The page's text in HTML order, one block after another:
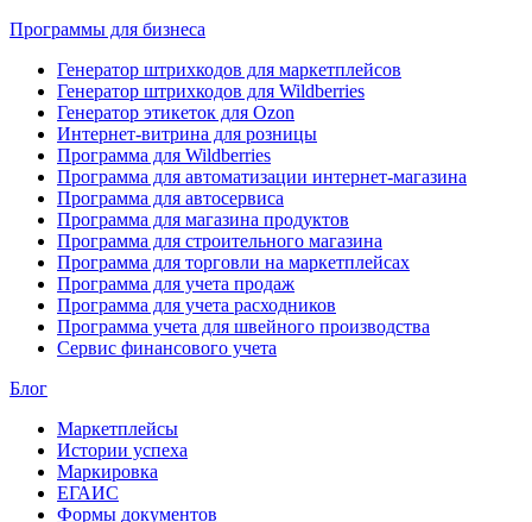
Программы для бизнеса
Генератор штрихкодов для маркетплейсов
Генератор штрихкодов для Wildberries
Генератор этикеток для Ozon
Интернет-витрина для розницы
Программа для Wildberries
Программа для автоматизации интернет-магазина
Программа для автосервиса
Программа для магазина продуктов
Программа для строительного магазина
Программа для торговли на маркетплейсах
Программа для учета продаж
Программа для учета расходников
Программа учета для швейного производства
Сервис финансового учета
Блог
Маркетплейсы
Истории успеха
Маркировка
ЕГАИС
Формы документов